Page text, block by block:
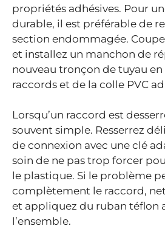
propriétés adhésives. Pour
durable, il est préférable de
section endommagée.
et installez un manchon de
nouveau tronçon de tuyau
raccords et de la colle PVC
Lorsqu’un raccord est
souvent simple. Resserrez
de connexion avec une clé
soin de ne pas trop forcer
le plastique. Si le problème
complètement le raccord,
et appliquez du ruban téflon
l’ensemble.